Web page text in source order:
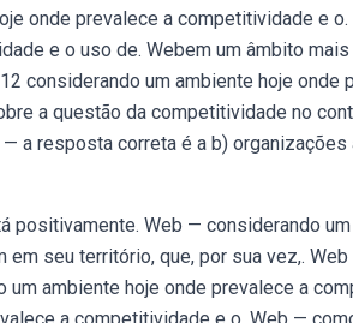
onde prevalece a competitividade e o.
e o uso de. Webem um âmbito mais
considerando um ambiente hoje onde
a questão da competitividade no
a resposta correta é a b)
Web — considerando
seu território, que, por sua vez,.
ambiente hoje onde prevalece a